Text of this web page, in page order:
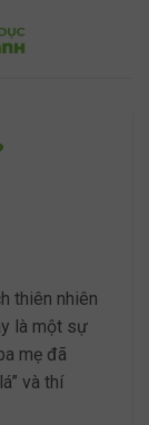
thiên nhiên
là một sự
mẹ đã
và thí